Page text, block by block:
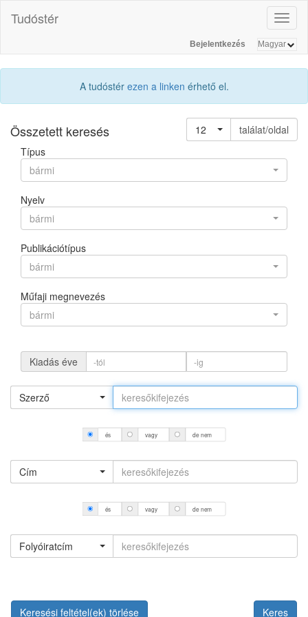
Tudóstér
Bejelentkezés
A tudóstér ezen a linken érhető el.
Összetett keresés 12
találat/oldal
Típus
bármi
Nyelv
bármi
Publikációtípus
bármi
Műfaji megnevezés
bármi
Kiadás éve
Szerző
és vagy de nem
Cím
és vagy de nem
Folyóiratcím
Keresési feltétel(ek) törlése